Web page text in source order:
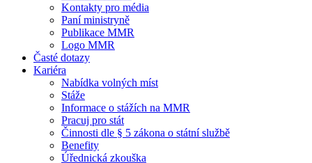
Kontakty pro média
Paní ministryně
Publikace MMR
Logo MMR
Časté dotazy
Kariéra
Nabídka volných míst
Stáže
Informace o stážích na MMR
Pracuj pro stát
Činnosti dle § 5 zákona o státní službě
Benefity
Úřednická zkouška